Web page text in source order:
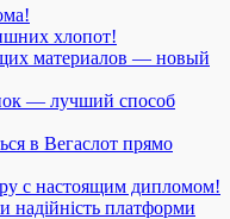
хлопот!
материалов — новый
— лучший способ
в Вегаслот прямо
с настоящим дипломом!
надійність платформи